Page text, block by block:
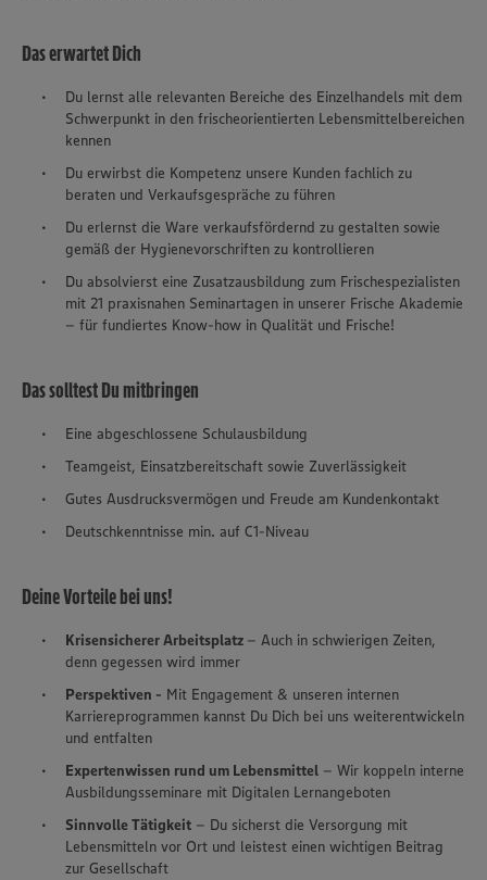
Das erwartet Dich
Du lernst alle relevanten Bereiche des Einzelhandels mit dem
Schwerpunkt in den frischeorientierten Lebensmittelbereichen
kennen
Du erwirbst die Kompetenz unsere Kunden fachlich zu
beraten und Verkaufsgespräche zu führen
Du erlernst die Ware verkaufsfördernd zu gestalten sowie
gemäß der Hygienevorschriften zu kontrollieren
Du absolvierst eine Zusatzausbildung zum Frischespezialisten
mit 21 praxisnahen Seminartagen in unserer Frische Akademie
– für fundiertes Know-how in Qualität und Frische!
Das solltest Du mitbringen
Eine abgeschlossene Schulausbildung
Teamgeist, Einsatzbereitschaft sowie Zuverlässigkeit
Gutes Ausdrucksvermögen und Freude am Kundenkontakt
Deutschkenntnisse min. auf C1-Niveau
Deine Vorteile bei uns!
Krisensicherer Arbeitsplatz – Auch in schwierigen Zeiten,
denn gegessen wird immer
Perspektiven - Mit Engagement & unseren internen
Karriereprogrammen kannst Du Dich bei uns weiterentwickeln
und entfalten
Expertenwissen rund um Lebensmittel – Wir koppeln interne
Ausbildungsseminare mit Digitalen Lernangeboten
Sinnvolle Tätigkeit – Du sicherst die Versorgung mit
Lebensmitteln vor Ort und leistest einen wichtigen Beitrag
zur Gesellschaft